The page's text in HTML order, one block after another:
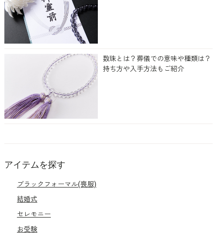
数珠とは？葬儀での意味や種類は？
持ち方や入手方法もご紹介
アイテムを探す
ブラックフォーマル(喪服)
結婚式
セレモニー
お受験